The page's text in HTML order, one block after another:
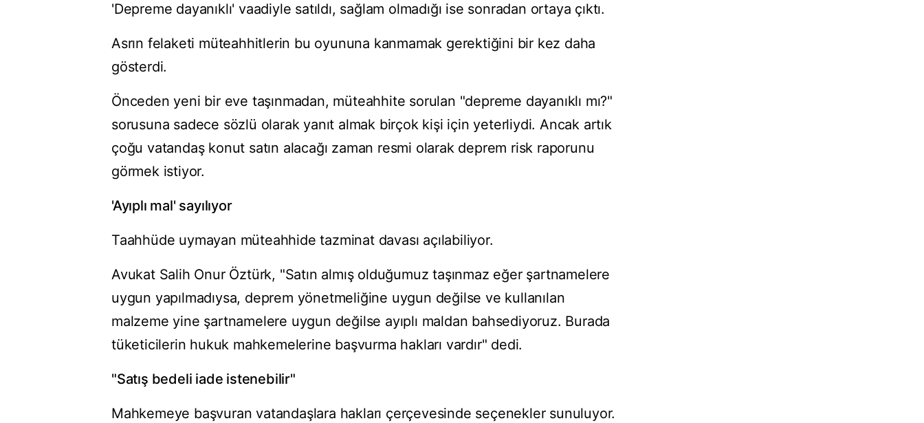
'Depreme dayanıklı' vaadiyle satıldı, sağlam olmadığı ise sonradan ortaya çıktı.
Asrın felaketi müteahhitlerin bu oyununa kanmamak gerektiğini bir kez daha
gösterdi.
Önceden yeni bir eve taşınmadan, müteahhite sorulan "depreme dayanıklı mı?"
sorusuna sadece sözlü olarak yanıt almak birçok kişi için yeterliydi. Ancak artık
çoğu vatandaş konut satın alacağı zaman resmi olarak deprem risk raporunu
görmek istiyor.
'Ayıplı mal' sayılıyor
Taahhüde uymayan müteahhide tazminat davası açılabiliyor.
Avukat Salih Onur Öztürk, "Satın almış olduğumuz taşınmaz eğer şartnamelere
uygun yapılmadıysa, deprem yönetmeliğine uygun değilse ve kullanılan
malzeme yine şartnamelere uygun değilse ayıplı maldan bahsediyoruz. Burada
tüketicilerin hukuk mahkemelerine başvurma hakları vardır" dedi.
"Satış bedeli iade istenebilir"
Mahkemeye başvuran vatandaşlara hakları çerçevesinde seçenekler sunuluyor.